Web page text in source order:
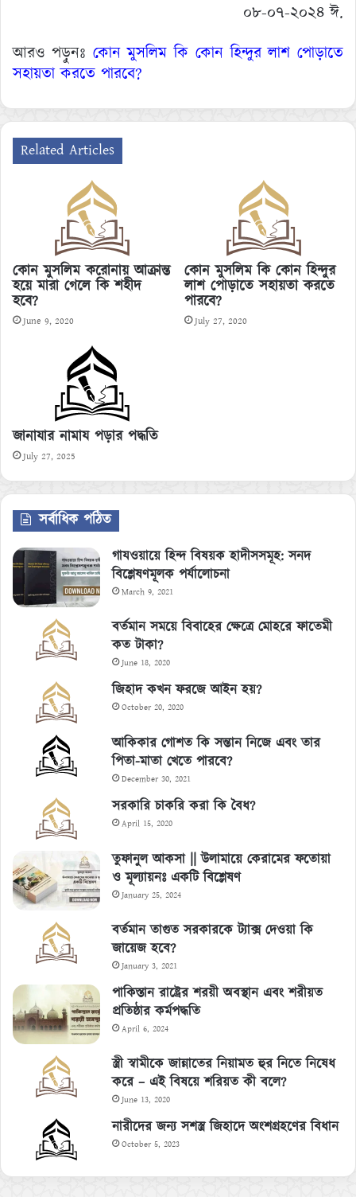
০৮-০৭-২০২৪ ঈ.
আরও পড়ুনঃ কোন মুসলিম কি কোন হিন্দুর লাশ পোড়াতে
সহায়তা করতে পারবে?
Related Articles
কোন মুসলিম করোনায় আক্রান্ত
হয়ে মারা গেলে কি শহীদ
হবে?
June 9, 2020
কোন মুসলিম কি কোন হিন্দুর
লাশ পোড়াতে সহায়তা করতে
পারবে?
July 27, 2020
জানাযার নামায পড়ার পদ্ধতি
July 27, 2025
সর্বাধিক পঠিত
গাযওয়ায়ে হিন্দ বিষয়ক হাদীসসমূহ: সনদ
বিশ্লেষণমূলক পর্যালোচনা
March 9, 2021
বর্তমান সময়ে বিবাহের ক্ষেত্রে মোহরে ফাতেমী
কত টাকা?
June 18, 2020
জিহাদ কখন ফরজে আইন হয়?
October 20, 2020
আকিকার গোশত কি সন্তান নিজে এবং তার
পিতা-মাতা খেতে পারবে?
December 30, 2021
সরকারি চাকরি করা কি বৈধ?
April 15, 2020
তুফানুল আকসা || উলামায়ে কেরামের ফতোয়া
ও মূল্যায়নঃ একটি বিশ্লেষণ
January 25, 2024
বর্তমান তাগুত সরকারকে ট্যাক্স দেওয়া কি
জায়েজ হবে?
January 3, 2021
পাকিস্তান রাষ্ট্রের শরয়ী অবস্থান এবং শরীয়ত
প্রতিষ্ঠার কর্মপদ্ধতি
April 6, 2024
স্ত্রী স্বামীকে জান্নাতের নিয়ামত হুর নিতে নিষেধ
করে – এই বিষয়ে শরিয়ত কী বলে?
June 13, 2020
নারীদের জন্য সশস্ত্র জিহাদে অংশগ্রহণের বিধান
October 5, 2023